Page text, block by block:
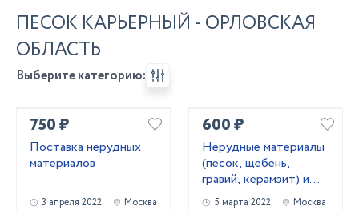
ПЕСОК КАРЬЕРНЫЙ - ОРЛОВСКАЯ
ОБЛАСТЬ
Выберите категорию:
750 ₽
Поставка нерудных
материалов
3 апреля 2022 Москва
600 ₽
Нерудные материалы
(песок, щебень,
гравий, керамзит) и
бетон5 марта 2022 Москва